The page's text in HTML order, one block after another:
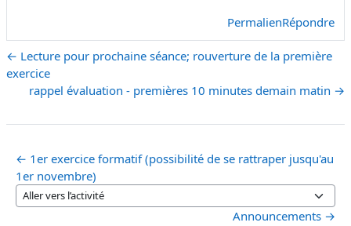
PermalienRépondre
← Lecture pour prochaine séance; rouverture de la première
exercice
rappel évaluation - premières 10 minutes demain matin →
← 1er exercice formatif (possibilité de se rattraper jusqu'au
1er novembre)
Aller vers l’activité
Announcements →